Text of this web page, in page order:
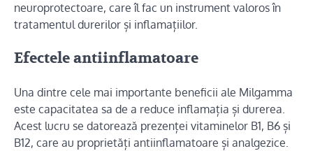
neuroprotectoare, care îl fac un instrument valoros în
tratamentul durerilor și inflamațiilor.
Efectele antiinflamatoare
Una dintre cele mai importante beneficii ale Milgamma
este capacitatea sa de a reduce inflamația și durerea.
Acest lucru se datorează prezenței vitaminelor B1, B6 și
B12, care au proprietăți antiinflamatoare și analgezice.